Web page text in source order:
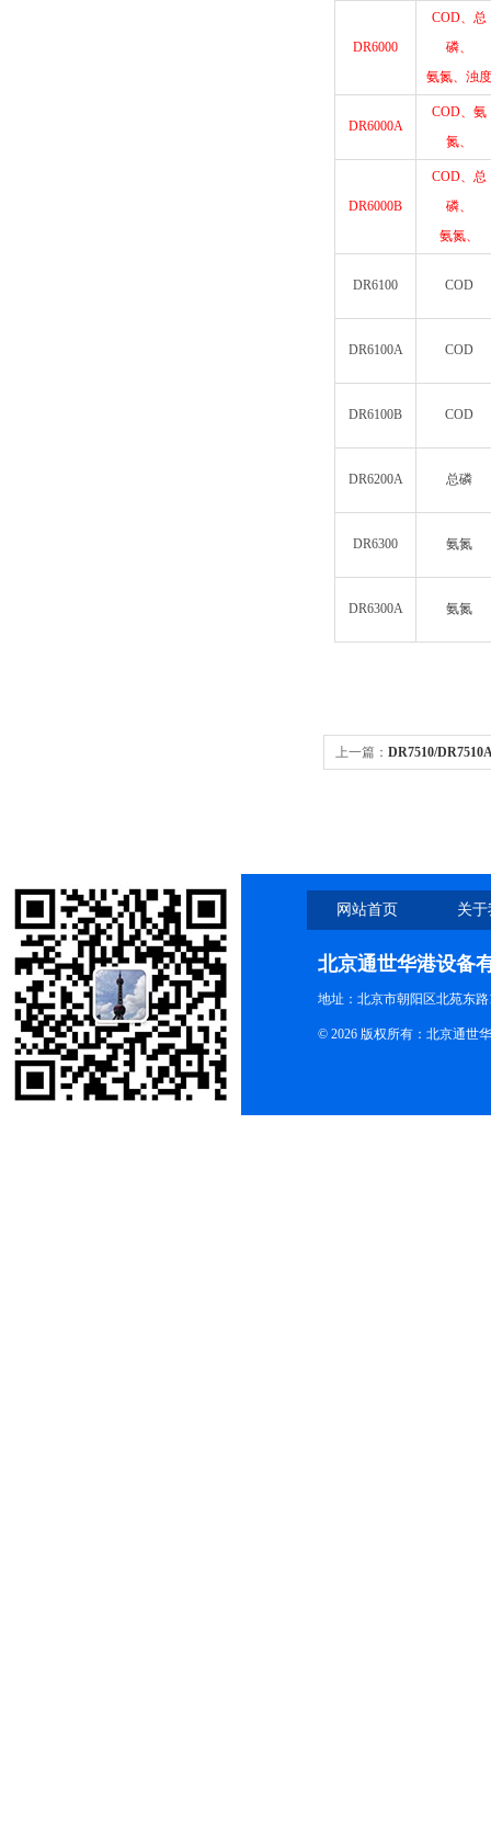
DR6000
COD、总
磷、
氨氮、浊度
DR6000A
COD、氨
氮、
DR6000B
COD、总
磷、
氨氮、
DR6100 COD
DR6100A COD
DR6100B COD
DR6200A 总磷
DR6300 氨氮
DR6300A 氨氮
上一篇： DR7510/
网站首页 关
北京通世华港设备
地址：北京市朝阳区北苑东路
© 2026 版权所有：北京通世